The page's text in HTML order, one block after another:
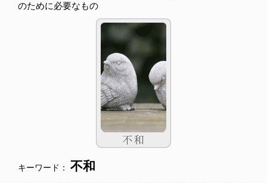
のために必要なもの
キーワード： 不和